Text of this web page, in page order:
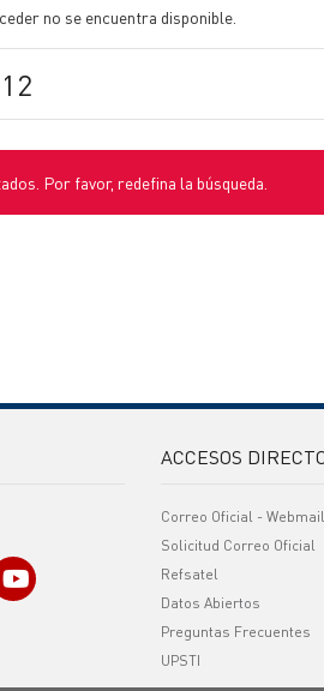
no se encuentra disponible.
Por favor, redefina la búsqueda.
ACCESOS
Correo Oficial - Webmail
Solicitud Correo Oficial
Refsatel
Datos Abiertos
Preguntas Frecuentes
UPSTI